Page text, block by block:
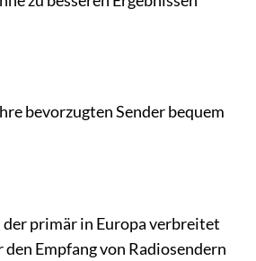
bevorzugten Sender bequem
primär in Europa verbreitet
Empfang von Radiosendern